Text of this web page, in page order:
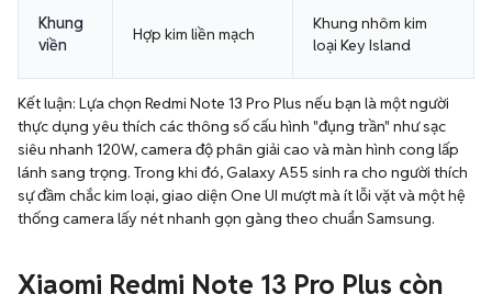
Khung
viền
Hợp kim liền mạch
Khung nhôm kim
loại Key Island
Kết luận: Lựa chọn Redmi Note 13 Pro Plus nếu bạn là một người
thực dụng yêu thích các thông số cấu hình "đụng trần" như sạc
siêu nhanh 120W, camera độ phân giải cao và màn hình cong lấp
lánh sang trọng. Trong khi đó, Galaxy A55 sinh ra cho người thích
sự đầm chắc kim loại, giao diện One UI mượt mà ít lỗi vặt và một hệ
thống camera lấy nét nhanh gọn gàng theo chuẩn Samsung.
Xiaomi Redmi Note 13 Pro Plus còn